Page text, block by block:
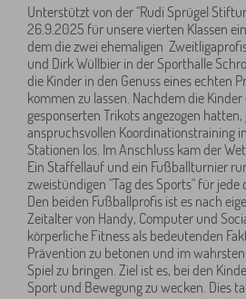
Unterstützt von der "Rudi Sprügel
26.9.2025 für unsere vierten Klassen
dem die zwei ehemaligen
und Dirk Wüllbier in der Sporthalle
die Kinder in den Genuss eines echten
kommen zu lassen. Nachdem die
gesponserten Trikots angezogen
anspruchsvollen Koordinationstraining
Stationen los. Im Anschluss kam der
Ein Staffellauf und ein Fußballturnier
zweistündigen "Tag des Sports" für jede
Den beiden Fußballprofis ist es nach
Zeitalter von Handy, Computer und
körperliche Fitness als bedeutenden
Prävention zu betonen und im
Spiel zu bringen. Ziel ist es, bei den
Sport und Bewegung zu wecken. Dies